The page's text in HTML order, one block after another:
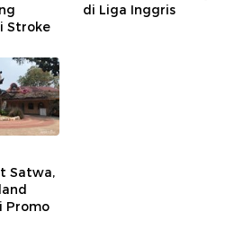
Stroke
di Liga Inggris
Satwa,
Promo